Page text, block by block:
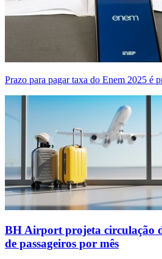
Prazo para pagar taxa do Enem 2025 é
BH Airport projeta circulação
de passageiros por mês